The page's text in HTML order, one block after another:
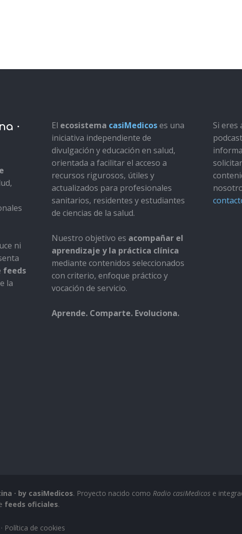
·
ni
feeds
la
El ecosistema casiMedicoses una
iniciativa independiente de
divulgación y educación en salud,
orientada a facilitar el acceso a
recursos rigurosos, útiles y
actualizados para profesionales
sanitarios, residentes y estudiantes
de ciencias de la salud.
Nuestro objetivo es acompañar el
aprendizaje y la práctica clínica
mediante contenidos seleccionados
con criterio, enfoque práctico y
vocación de servicio.
Aprende. Comparte. Evoluciona.
Si
· by casiMedicos. Proyecto nacido como Radio casiMedicose
feeds oficiales.
· Política de cookies